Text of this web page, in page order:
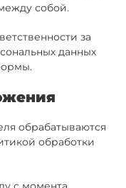
собой.
за
данных
обрабатываются
обработки